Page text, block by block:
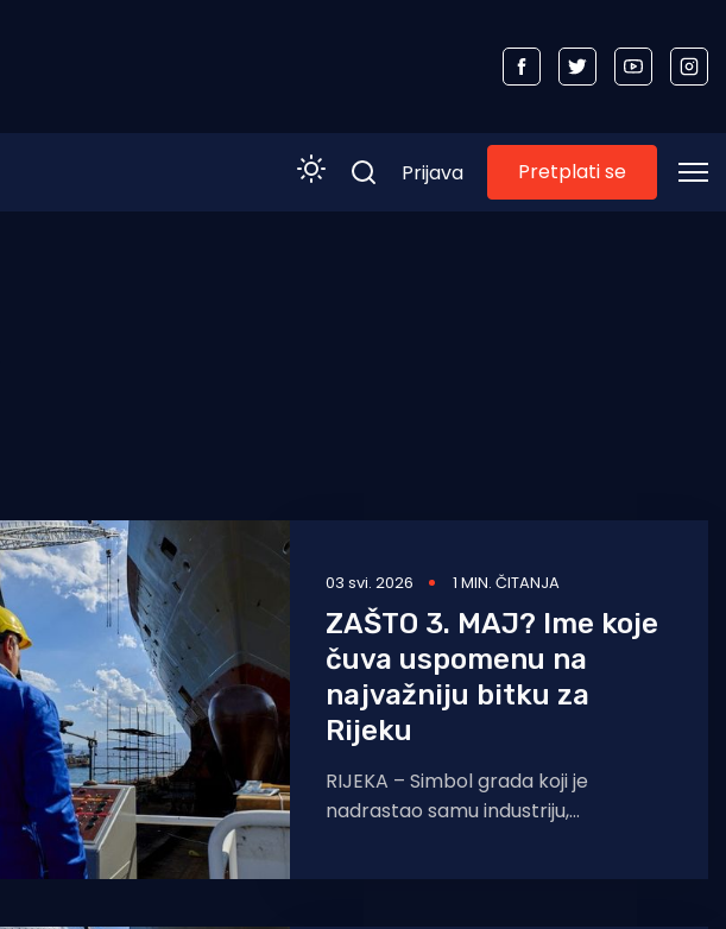
Prijava Pretplati se
03 svi. 2026 1 MIN. ČITANJA
ZAŠTO 3. MAJ? Ime koje
čuva uspomenu na
najvažniju bitku za
Rijeku
RIJEKA – Simbol grada koji je
nadrastao samu industriju,